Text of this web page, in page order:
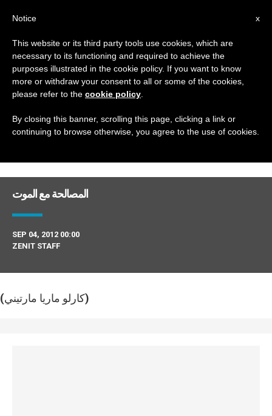
DAY
September 4th, 2012
DERNIÈRES NOUVELLES
المصالحة مع الموت
SEP 04, 2012 00:00
ZENIT STAFF
(كارلو ماريا مارتيني)
x
Notice
This website or its third party tools use cookies, which are
necessary to its functioning and required to achieve the
purposes illustrated in the cookie policy. If you want to know
more or withdraw your consent to all or some of the cookies,
please refer to the cookie policy
By closing this banner, scrolling this page, clicking a link or
continuing to browse otherwise, you agree to the use of cookies.